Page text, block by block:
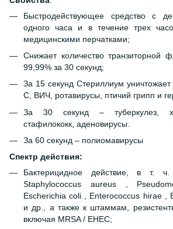
Быстродействующее средство с
одного часа и в течение трех
медицинскими перчатками;
Снижает количество транзиторной
99,99% за 30 секунд;
За 15 секунд Стериллиум уничтожает
С, ВИЧ, ротавирусы, птичий грипп и
За 30 секунд – туберкулез,
стафилококк, аденовирусы.
За 60 секунд – полиомавирусы
Спектр действия:
Бактерицидное действие, в т.
Staphylococcus aureus ,
Escherichia coli , Enterococcus hirae ,
и др., а также к штаммам,
включая MRSA / EHEC;